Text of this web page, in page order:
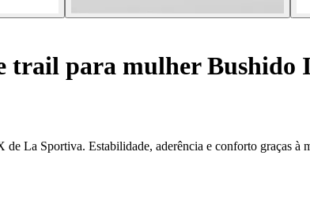
trail para mulher
La Sportiva. Estabilidade, aderência e conforto graças à